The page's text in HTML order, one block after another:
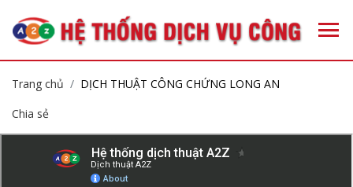
Trang chủ
DỊCH THUẬT CÔNG CHỨNG LONG AN
Chia sẻ